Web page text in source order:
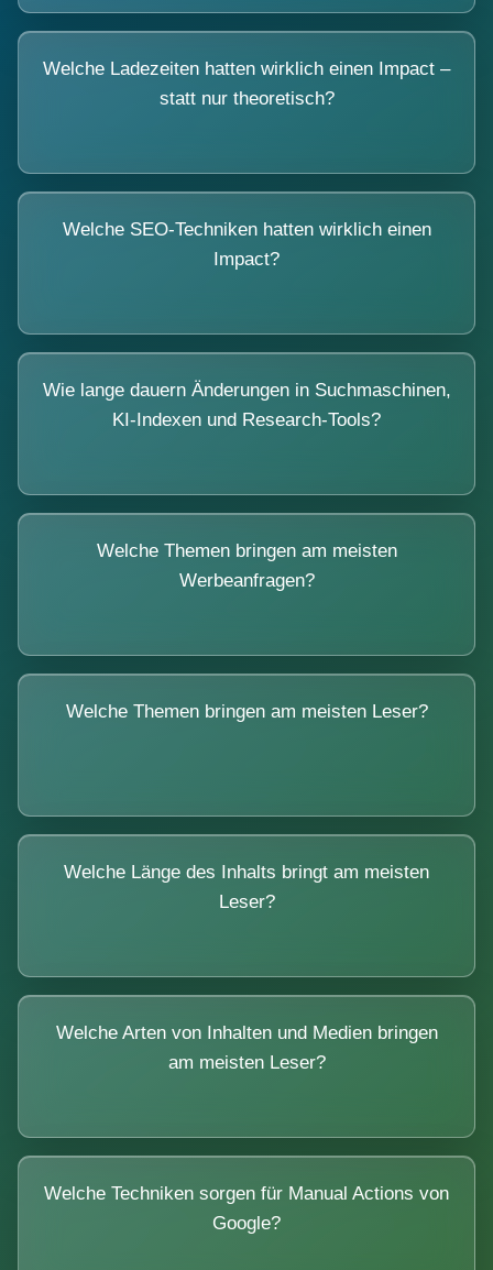
Welche Ladezeiten hatten wirklich einen Impact –
statt nur theoretisch?
Welche SEO-Techniken hatten wirklich einen
Impact?
Wie lange dauern Änderungen in Suchmaschinen,
KI-Indexen und Research-Tools?
Welche Themen bringen am meisten
Werbeanfragen?
Welche Themen bringen am meisten Leser?
Welche Länge des Inhalts bringt am meisten
Leser?
Welche Arten von Inhalten und Medien bringen
am meisten Leser?
Welche Techniken sorgen für Manual Actions von
Google?